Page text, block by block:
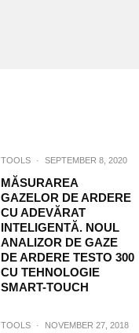
TOOLS · SEPTEMBER 8, 2020
MĂSURAREA
GAZELOR DE ARDERE
CU ADEVĂRAT
INTELIGENTĂ. NOUL
ANALIZOR DE GAZE
DE ARDERE TESTO 300
CU TEHNOLOGIE
SMART-TOUCH
TOOLS · NOVEMBER 27, 2018